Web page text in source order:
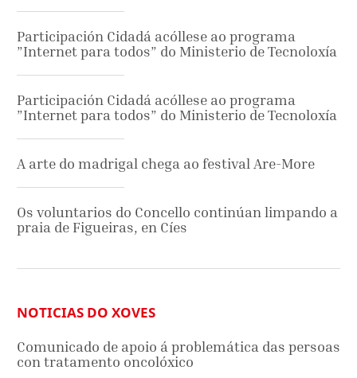
Participación Cidadá acóllese ao programa
”Internet para todos” do Ministerio de Tecnoloxía
Participación Cidadá acóllese ao programa
”Internet para todos” do Ministerio de Tecnoloxía
A arte do madrigal chega ao festival Are-More
Os voluntarios do Concello continúan limpando a
praia de Figueiras, en Cíes
NOTICIAS DO XOVES
Comunicado de apoio á problemática das persoas
con tratamento oncolóxico